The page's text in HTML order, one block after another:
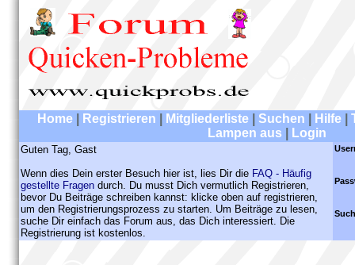
Home Registrieren Mitgliederliste Suchen Hilfe
Lampen aus
Login
Guten Tag, Gast
Wenn dies Dein erster Besuch hier ist, lies Dir die FAQ - Häufig
gestellte Fragen durch. Du musst Dich vermutlich Registrieren,
bevor Du Beiträge schreiben kannst: klicke oben auf registrieren,
um den Registrierungsprozess zu starten. Um Beiträge zu lesen,
suche Dir einfach das Forum aus, das Dich interessiert. Die
Registrierung ist kostenlos.